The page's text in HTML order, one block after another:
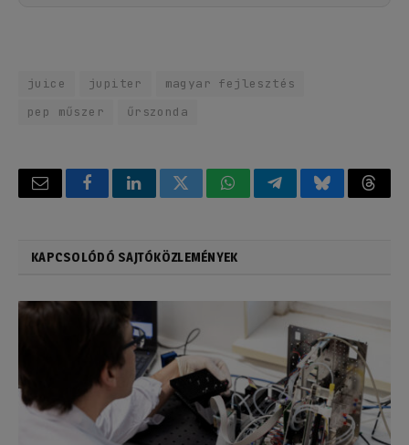
juice jupiter
magyar fejlesztés
pep műszer
űrszonda
Email FacebookLinkedInTwitterWhatsAppTelegramBluesky
KAPCSOLÓDÓ SAJTÓKÖZLEMÉNYEK